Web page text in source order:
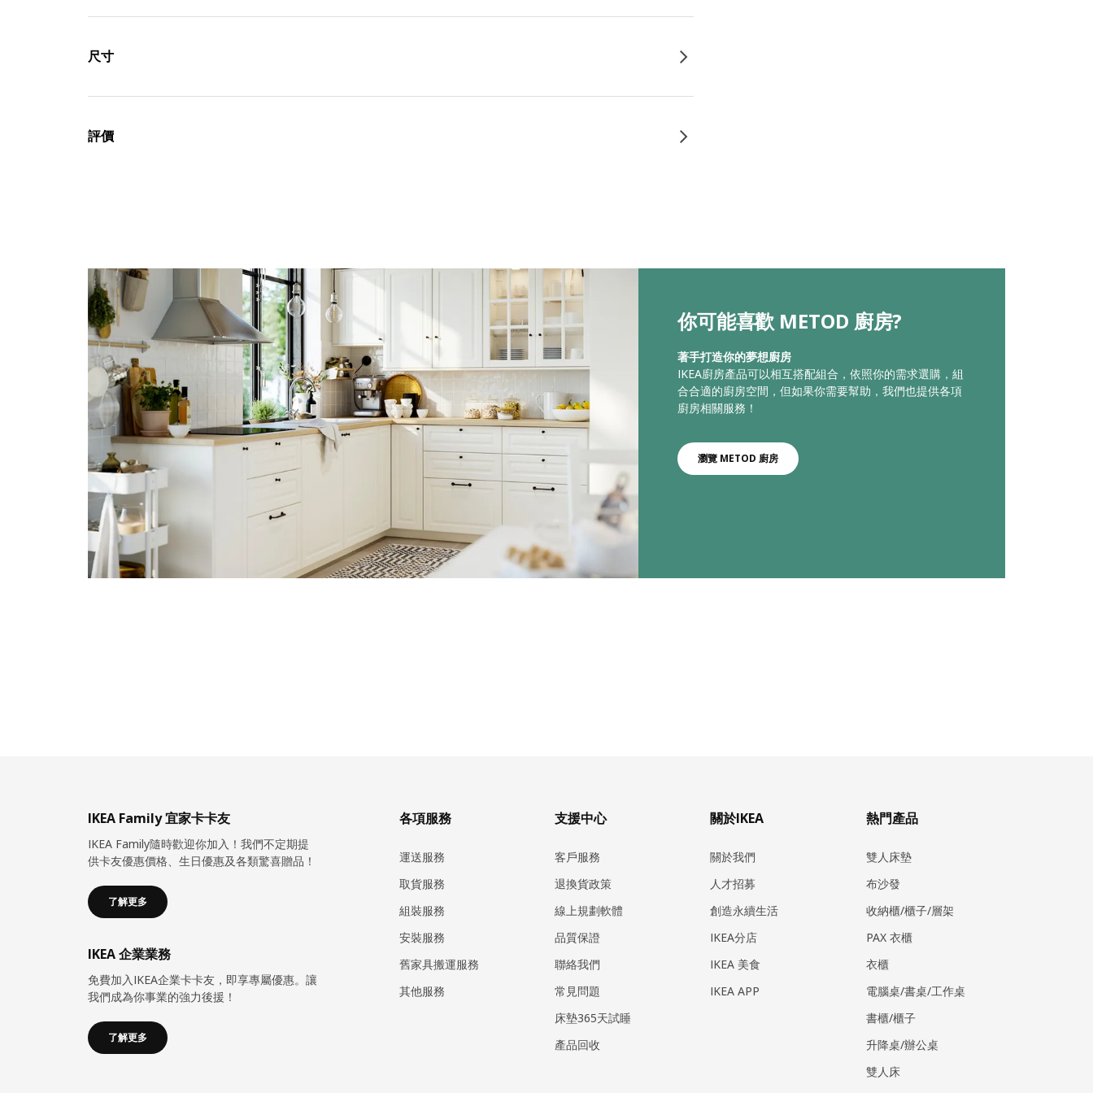
尺寸
評價
你可能喜歡 METOD 廚房?
著手打造你的夢想廚房
IKEA廚房產品可以相互搭配組合，依照你的需求選購，組
合合適的廚房空間，但如果你需要幫助，我們也提供各項
廚房相關服務！
瀏覽 METOD 廚房
IKEA Family 宜家卡卡友
IKEA Family隨時歡迎你加入！我們不定期提
供卡友優惠價格、生日優惠及各類驚喜贈品！
了解更多
IKEA 企業業務
免費加入IKEA企業卡卡友，即享專屬優惠。讓
我們成為你事業的強力後援！
了解更多
各項服務
運送服務
取貨服務
組裝服務
安裝服務
​舊家具搬運服務
其他服務
支援中心
客戶服務
退換貨政策
線上規劃軟體
品質保證
聯絡我們
常見問題
床墊365天試睡
產品回收
關於IKEA
關於我們
人才招募
創造永續生活
IKEA分店
IKEA 美食
IKEA APP
熱門產品
雙人床墊
布沙發
收納櫃/櫃子/層架
PAX 衣櫃
衣櫃
電腦桌/書桌/工作桌
書櫃/櫃子
升降桌/辦公桌
雙人床